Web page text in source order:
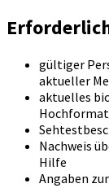
gültiger
aktueller
aktuelles
Nachweis
Hilfe
Angaben